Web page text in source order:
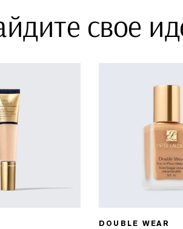
свое
DOUBLE WEAR